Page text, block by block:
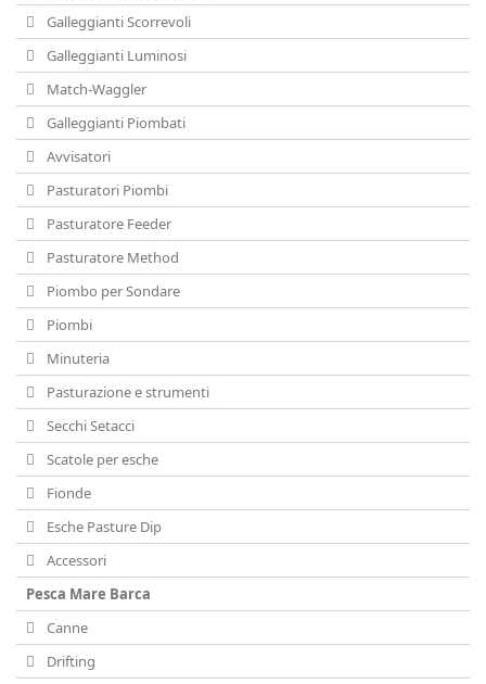
Galleggianti Scorrevoli
Galleggianti Luminosi
Match-Waggler
Galleggianti Piombati
Avvisatori
Pasturatori Piombi
Pasturatore Feeder
Pasturatore Method
Piombo per Sondare
Piombi
Minuteria
Pasturazione e strumenti
Secchi Setacci
Scatole per esche
Fionde
Esche Pasture Dip
Accessori
Pesca Mare Barca
Canne
Drifting